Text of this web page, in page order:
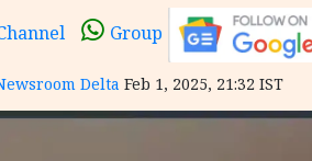
Group
Delta Feb 1, 2025, 21:32 IST